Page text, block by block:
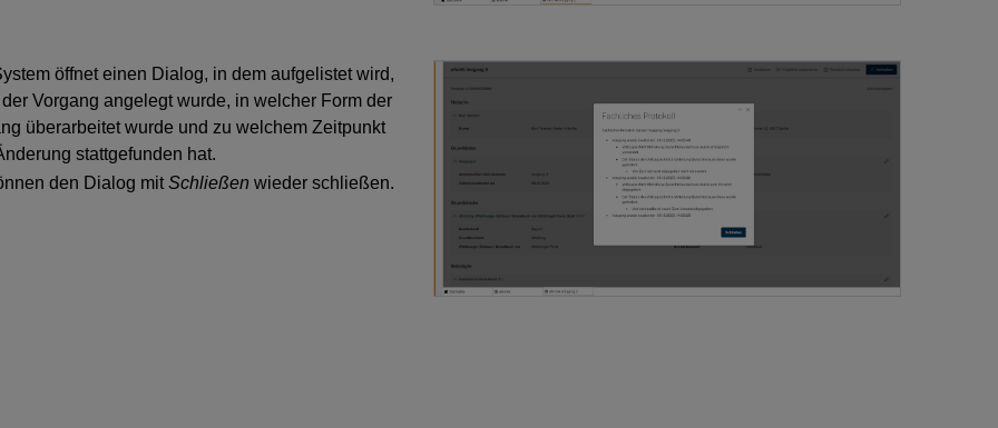
öffnet einen Dialog, in dem aufgelistet wird,
Vorgang angelegt wurde, in welcher Form der
überarbeitet wurde und zu welchem Zeitpunkt
stattgefunden hat.
den Dialog mitSchließen wieder schließen.